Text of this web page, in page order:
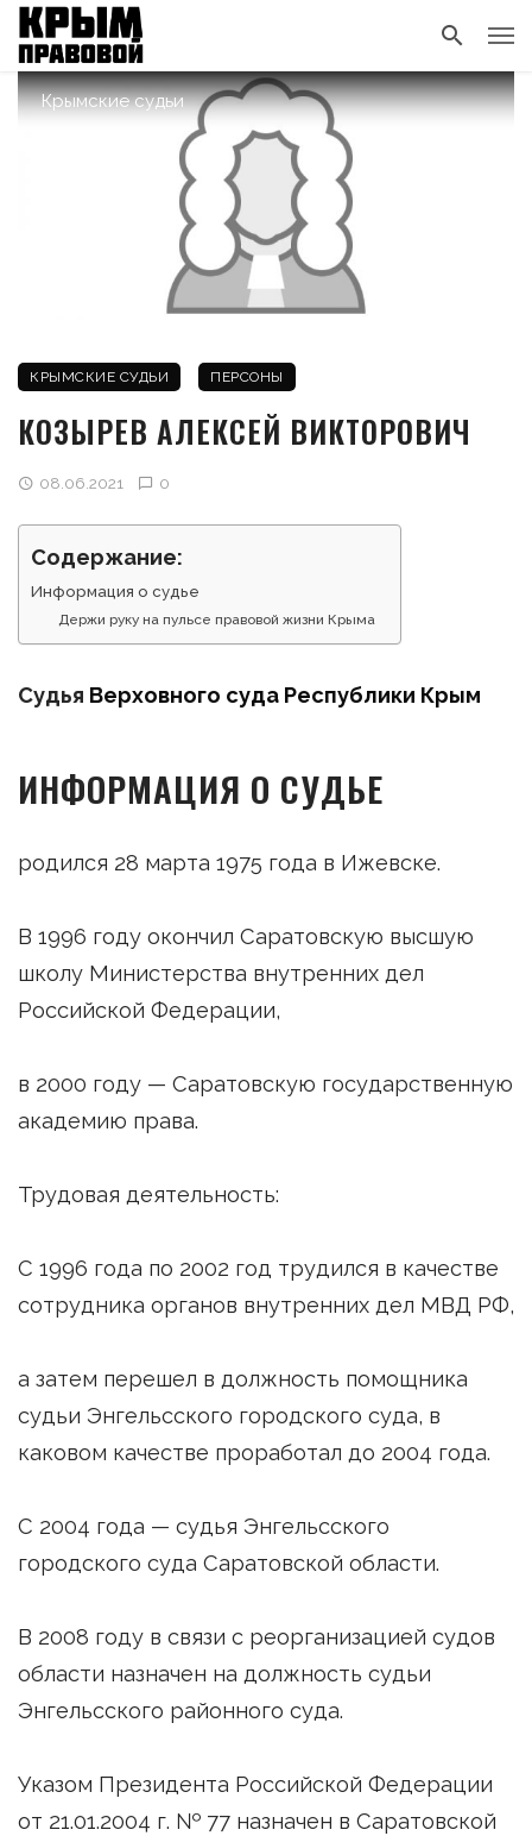
Крымские судьи
КРЫМСКИЕ СУДЬИ ПЕРСОНЫ
КОЗЫРЕВ АЛЕКСЕЙ ВИКТОРОВИЧ
08.06.2021 0
Содержание:
Информация о судье
Держи руку на пульсе правовой жизни Крыма
Судья Верховного суда Республики Крым
ИНФОРМАЦИЯ О СУДЬЕ
родился 28 марта 1975 года в Ижевске.
В 1996 году окончил Саратовскую высшую
школу Министерства внутренних дел
Российской Федерации,
в 2000 году — Саратовскую государственную
академию права.
Трудовая деятельность:
С 1996 года по 2002 год трудился в качестве
сотрудника органов внутренних дел МВД РФ,
а затем перешел в должность помощника
судьи Энгельсского городского суда, в
каковом качестве проработал до 2004 года.
С 2004 года — судья Энгельсского
городского суда Саратовской области.
В 2008 году в связи с реорганизацией судов
области назначен на должность судьи
Энгельсского районного суда.
Указом Президента Российской Федерации
от 21.01.2004 г. № 77 назначен в Саратовской